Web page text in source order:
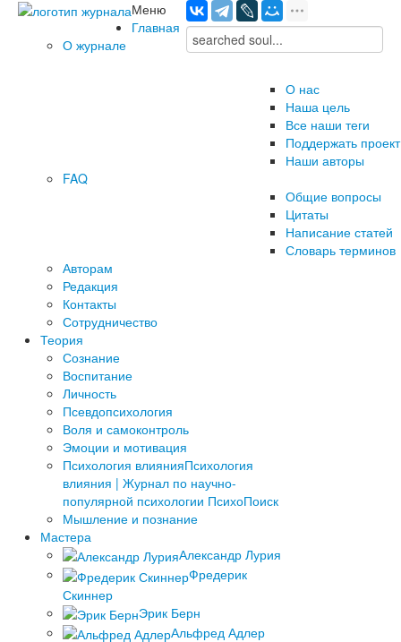
Меню
Главная
О журнале
О нас
Наша цель
Все наши теги
Поддержать проект
Наши авторы
FAQ
Общие вопросы
Цитаты
Написание статей
Словарь терминов
Авторам
Редакция
­Контакты
Сотрудничество
Теория
Сознание
Воспитание
Личность
Псевдопсихология
Воля и самоконтроль
Эмоции и мотивация
Психология влиянияПсихология
влияния | Журнал по научно-
популярной психологии ПсихоПоиск
Мышление и познание
Мастера
Александр Лурия
Фредерик
Скиннер
Эрик Берн
Альфред Адлер